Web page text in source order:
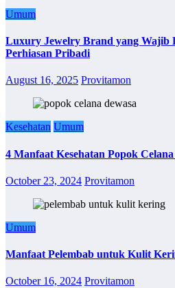
Umum
Luxury Jewelry Brand yang Wajib
Perhiasan Pribadi
August 16, 2025 Provitamon
Kesehatan Umum
4 Manfaat Kesehatan Popok Celana
October 23, 2024 Provitamon
Umum
Manfaat Pelembab untuk Kulit
October 16, 2024 Provitamon